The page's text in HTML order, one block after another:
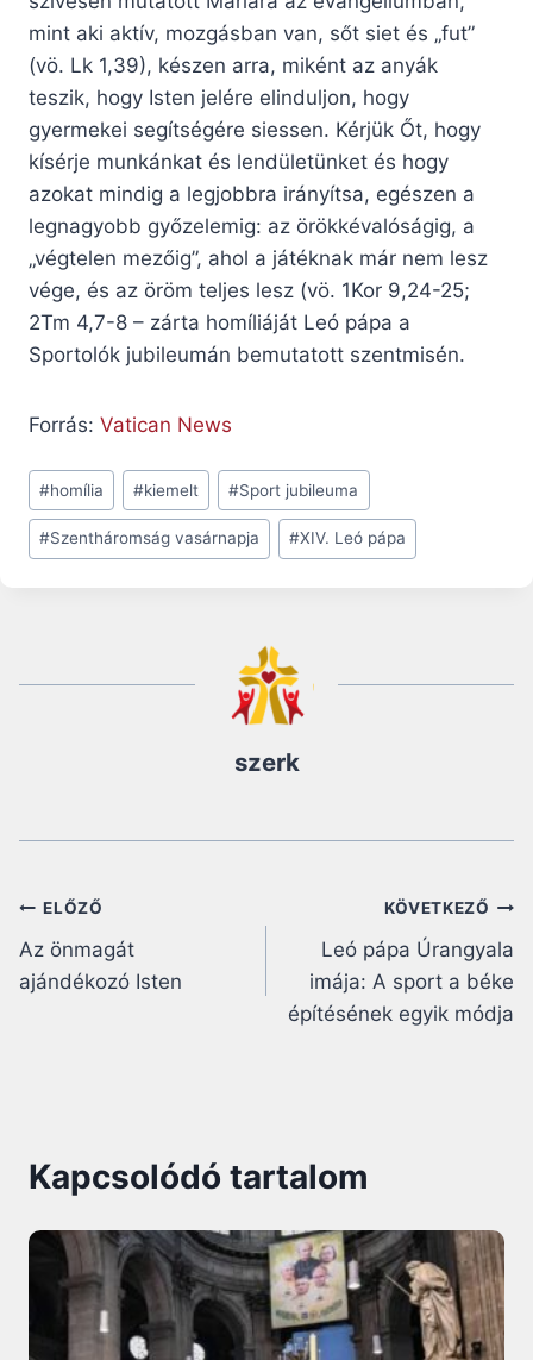
mint aki aktív, mozgásban van, sőt siet és „fut”
(vö. Lk 1,39), készen arra, miként az anyák
teszik, hogy Isten jelére elinduljon, hogy
gyermekei segítségére siessen. Kérjük Őt, hogy
kísérje munkánkat és lendületünket és hogy
azokat mindig a legjobbra irányítsa, egészen a
legnagyobb győzelemig: az örökkévalóságig, a
„végtelen mezőig”, ahol a játéknak már nem lesz
vége, és az öröm teljes lesz (vö. 1Kor 9,24-25;
2Tm 4,7-8 – zárta homíliáját Leó pápa a
Sportolók jubileumán bemutatott szentmisén.
Forrás: Vatican News
Post
Tags:
#homília #kiemelt #Sport jubileuma
#Szentháromság vasárnapja #XIV. Leó pápa
szerk
Bejegyzés
navigáció
ELŐZŐ
Az önmagát
ajándékozó Isten
KÖVETKEZŐ
Leó pápa Úrangyala
imája: A sport a béke
építésének egyik módja
Kapcsolódó tartalom